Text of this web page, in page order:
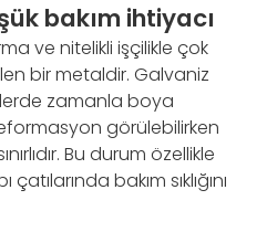
bakım ihtiyacı
ve nitelikli işçilikle çok
bir metaldir. Galvaniz
zamanla boya
görülebilirken
Bu durum özellikle
bakım sıklığını